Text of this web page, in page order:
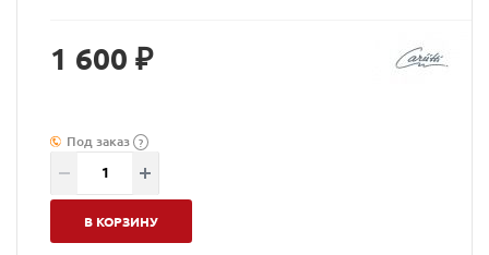
1 600 ₽
Под заказ ?
В КОРЗИНУ